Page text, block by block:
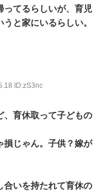
ってるらしいが、育児
と家にいるらしい。
ID:zS3nc
、育休取って子どもの
損じゃん。子供？嫁が
合いを持たれて育休の